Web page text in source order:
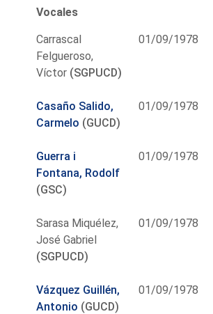
Vocales
Carrascal
Felgueroso,
Víctor (SGPUCD)
01/09/1978
Casaño Salido,
Carmelo (GUCD)
01/09/1978
Guerra i
Fontana, Rodolf
(GSC)
01/09/1978
Sarasa Miquélez,
José Gabriel
(SGPUCD)
01/09/1978
Vázquez Guillén,
Antonio (GUCD)
01/09/1978